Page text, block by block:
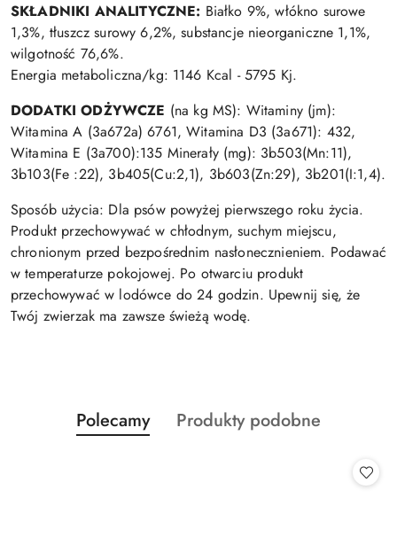
SKŁADNIKI ANALITYCZNE: Białko 9%, włókno surowe
1,3%, tłuszcz surowy 6,2%, substancje nieorganiczne 1,1%,
wilgotność 76,6%.
Energia metaboliczna/kg: 1146 Kcal - 5795 Kj.
DODATKI ODŻYWCZE (na kg MS): Witaminy (jm):
Witamina A (3a672a) 6761, Witamina D3 (3a671): 432,
Witamina E (3a700):135 Minerały (mg): 3b503(Mn:11),
3b103(Fe :22), 3b405(Cu:2,1), 3b603(Zn:29), 3b201(I:1,4).
Sposób użycia: Dla psów powyżej pierwszego roku życia.
Produkt przechowywać w chłodnym, suchym miejscu,
chronionym przed bezpośrednim nasłonecznieniem. Podawać
w temperaturze pokojowej. Po otwarciu produkt
przechowywać w lodówce do 24 godzin. Upewnij się, że
Twój zwierzak ma zawsze świeżą wodę.
Pomiń karuzelę produktów
Produkty
o
Polecamy
Produkty
Produkty podobne